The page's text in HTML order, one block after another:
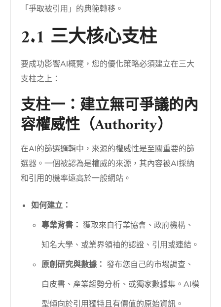
「爭取被引用」的典範轉移。
2.1 三大核心支柱
要成功影響AI概覽，您的優化策略必須建立在三大
支柱之上：
支柱一：建立無可爭議的內
容權威性（Authority）
在AI的篩選邏輯中，來源的權威性是至關重要的篩
選器。一個被認為是權威的來源，其內容被AI採納
和引用的機率遠高於一般網站。
如何建立：
專業背書： 獲取來自行業協會、政府機構、
知名大學、或業界領袖的認證、引用或連結。
原創研究與數據： 發布您自己的市場調查、
白皮書、產業趨勢分析、或獨家數據集。AI模
型傾向於引用獨特且有價值的原始資訊。